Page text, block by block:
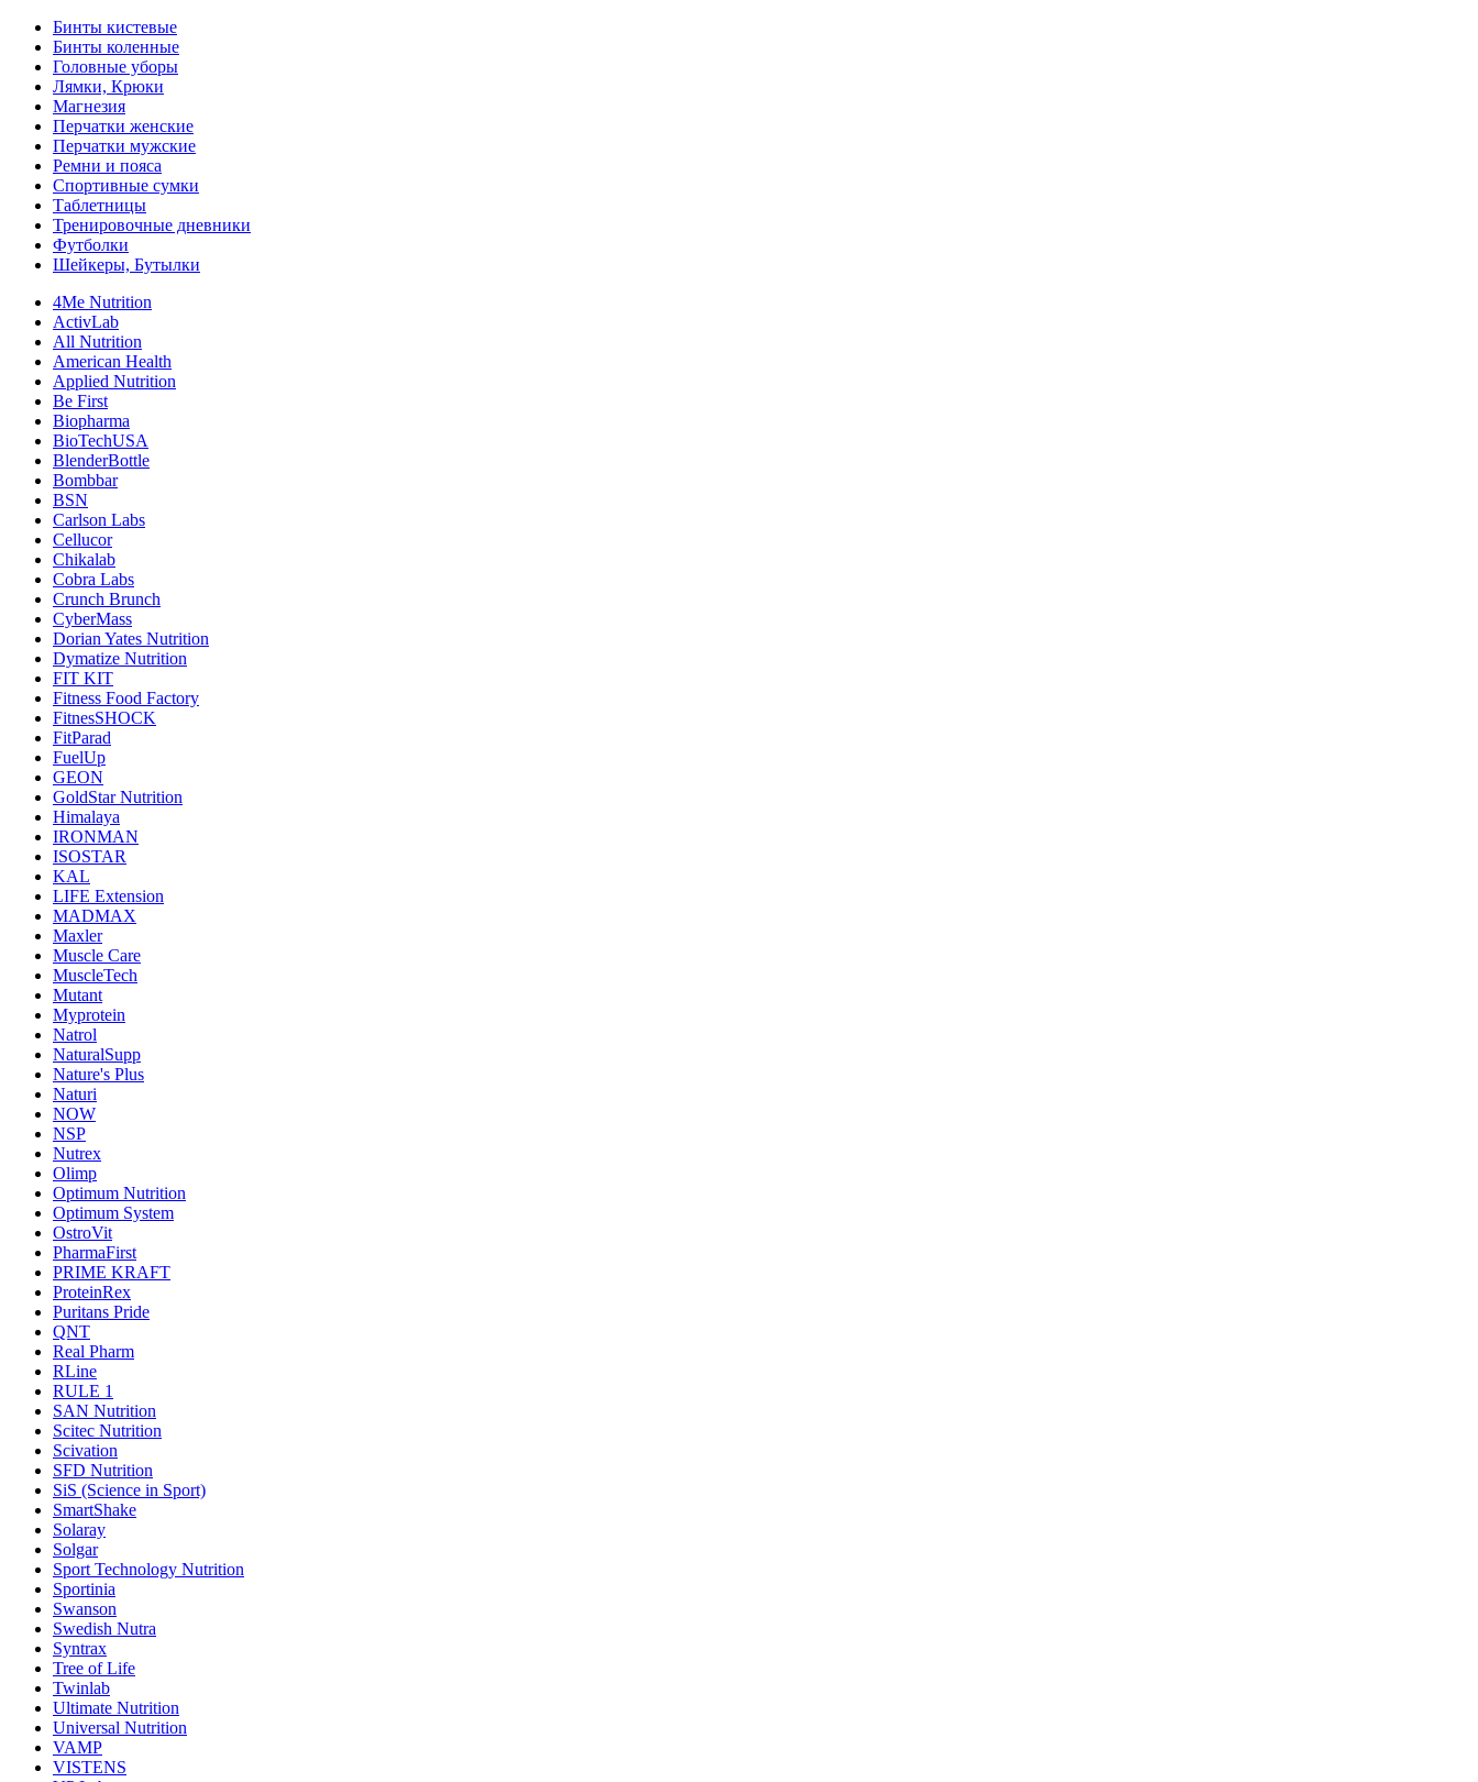
Бинты кистевые
Бинты коленные
Головные уборы
Лямки, Крюки
Магнезия
Перчатки женские
Перчатки мужские
Ремни и пояса
Спортивные сумки
Таблетницы
Тренировочные дневники
Футболки
Шейкеры, Бутылки
4Me Nutrition
ActivLab
All Nutrition
American Health
Applied Nutrition
Be First
Biopharma
BioTechUSA
BlenderBottle
Bombbar
BSN
Carlson Labs
Cellucor
Chikalab
Cobra Labs
Crunch Brunch
CyberMass
Dorian Yates Nutrition
Dymatize Nutrition
FIT KIT
Fitness Food Factory
FitnesSHOCK
FitParad
FuelUp
GEON
GoldStar Nutrition
Himalaya
IRONMAN
ISOSTAR
KAL
LIFE Extension
MADMAX
Maxler
Muscle Care
MuscleTech
Mutant
Myprotein
Natrol
NaturalSupp
Nature's Plus
Naturi
NOW
NSP
Nutrex
Olimp
Optimum Nutrition
Optimum System
OstroVit
PharmaFirst
PRIME KRAFT
ProteinRex
Puritans Pride
QNT
Real Pharm
RLine
RULE 1
SAN Nutrition
Scitec Nutrition
Scivation
SFD Nutrition
SiS (Science in Sport)
SmartShake
Solaray
Solgar
Sport Technology Nutrition
Sportinia
Swanson
Swedish Nutra
Syntrax
Tree of Life
Twinlab
Ultimate Nutrition
Universal Nutrition
VAMP
VISTENS